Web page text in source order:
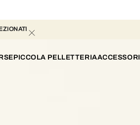
PICCOLA PELLETTERIAACCESSORI